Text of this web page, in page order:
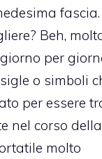
Beh,
per
o simboli
per essere
nel corso
molto